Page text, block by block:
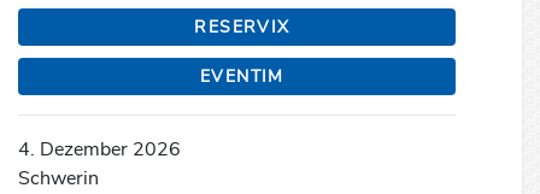
RESERVIX
EVENTIM
4. Dezember 2026
Schwerin